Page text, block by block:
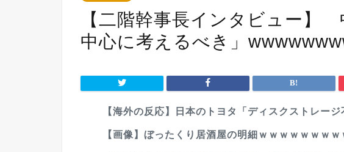
【二階幹事長インタビュー】
中心に考えるべき」
【海外の反応】日本のトヨタ「ディスクストレー
【画像】ぼったくり居酒屋の明細ｗｗｗｗｗｗｗｗ